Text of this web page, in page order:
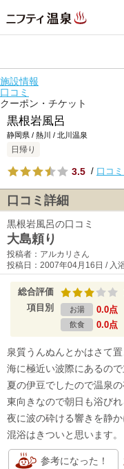
施設情報
口コミ
クーポン・チケット
黒根岩風呂
静岡県 / 熱川 / 北川温泉
日帰り
3.5 / 口コ
口コミ詳細
黒根岩風呂の口コミ
大島頼り
投稿者：アルカリさん
投稿日：2007年04月16日 / 入
総合評価
項目別 お湯 0.0点
飲食 0.0点
泉質うんぬんとかはさて置
海に極近い波際にあるので
夏の伊豆でしたので温泉
東向きなので朝日も浴び
夜に波の砕ける響きを静
混浴はきついと思います。
参考になった！